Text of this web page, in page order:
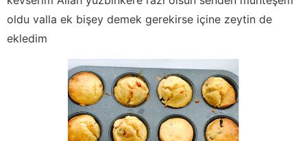
oldu valla ek bişey demek gerekirse içine zeytin de
ekledim